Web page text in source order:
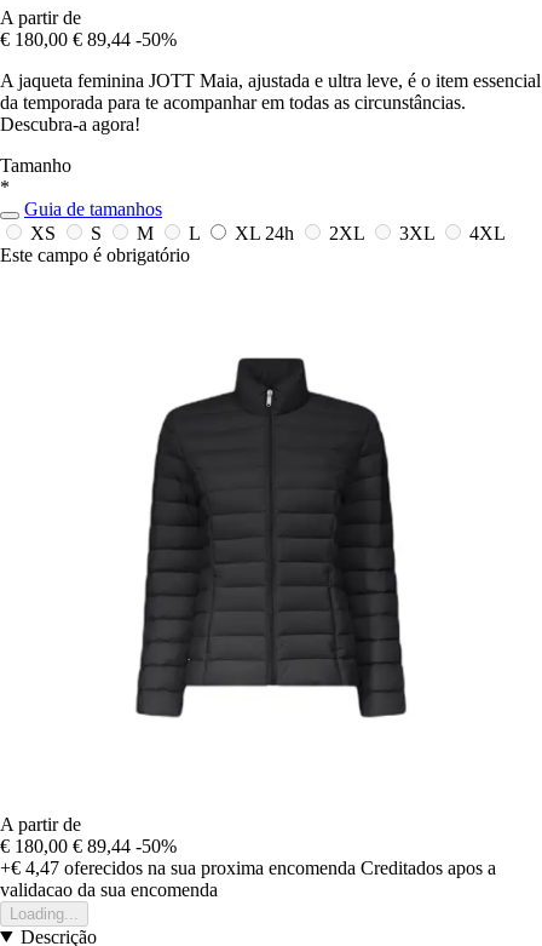
A partir de
€ 180,00 € 89,44 -50%
A jaqueta feminina JOTT Maia, ajustada e ultra leve, é o item essencial
da temporada para te acompanhar em todas as circunstâncias.
Descubra-a agora!
Tamanho
*
Guia de tamanhos
XS
S M L XL 24h 2XL 3XL
4XL
Este campo é obrigatório
A partir de
€ 180,00 € 89,44 -50%
+€ 4,47 oferecidos na sua proxima encomenda Creditados apos a
validacao da sua encomenda
Loading...
Descrição